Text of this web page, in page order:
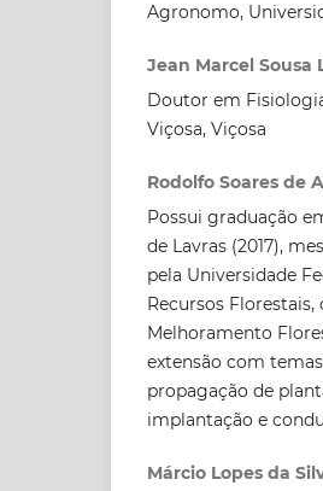
Agronomo,
Jean Marcel Sousa
Doutor em
Viçosa, Viçosa
Rodolfo Soares de
Possui graduação
de Lavras (2017),
pela Universidade
Recursos
Melhoramento
extensão com
propagação de
implantação e
Márcio Lopes da